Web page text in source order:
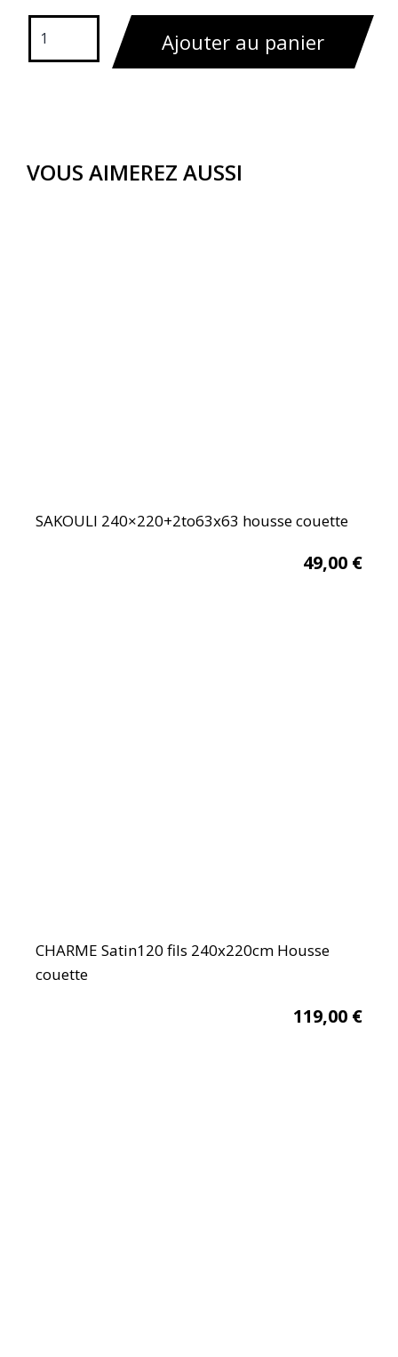
Ajouter au panier
VOUS AIMEREZ AUSSI
SAKOULI 240×220+2to63x63 housse couette
49,00 €
CHARME Satin120 fils 240x220cm Housse
couette
119,00 €